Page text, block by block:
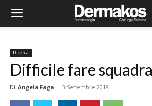
Ricerca
Difficile fare squadra
Di Angela Faga - 3 Settembre 2018